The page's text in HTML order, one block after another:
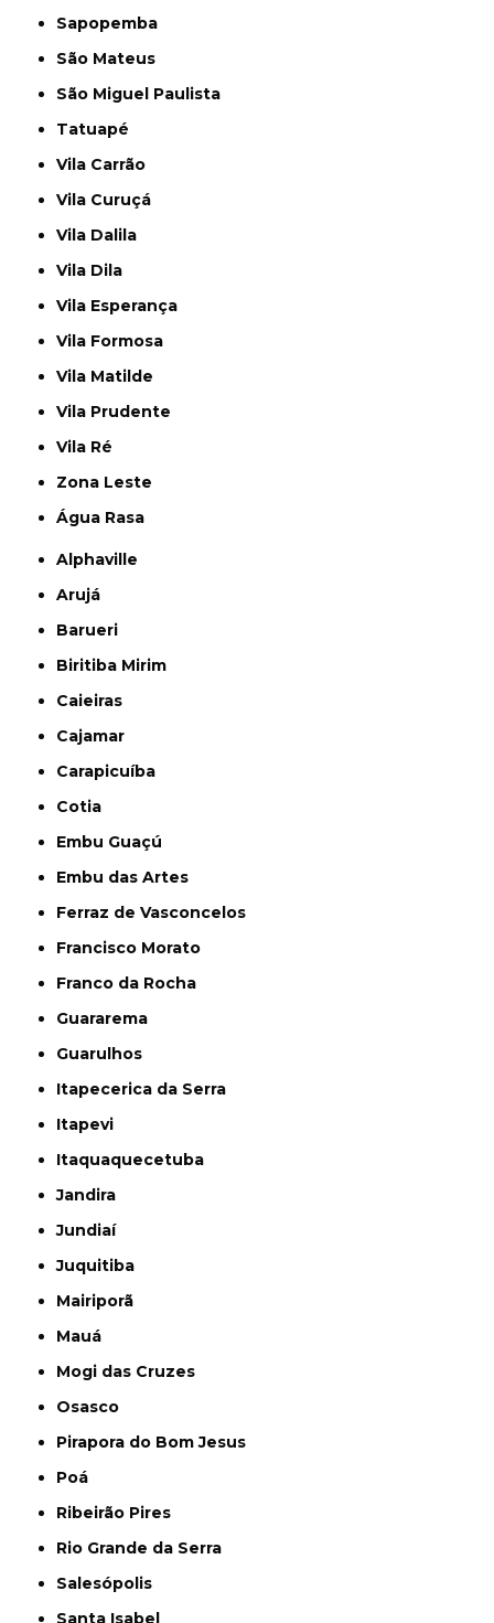
Sapopemba
São Mateus
São Miguel Paulista
Tatuapé
Vila Carrão
Vila Curuçá
Vila Dalila
Vila Dila
Vila Esperança
Vila Formosa
Vila Matilde
Vila Prudente
Vila Ré
Zona Leste
Água Rasa
Alphaville
Arujá
Barueri
Biritiba Mirim
Caieiras
Cajamar
Carapicuíba
Cotia
Embu Guaçú
Embu das Artes
Ferraz de Vasconcelos
Francisco Morato
Franco da Rocha
Guararema
Guarulhos
Itapecerica da Serra
Itapevi
Itaquaquecetuba
Jandira
Jundiaí
Juquitiba
Mairiporã
Mauá
Mogi das Cruzes
Osasco
Pirapora do Bom Jesus
Poá
Ribeirão Pires
Rio Grande da Serra
Salesópolis